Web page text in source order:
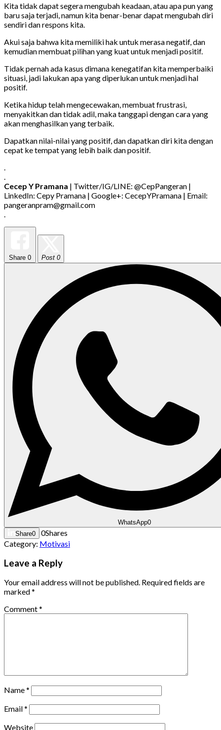
Kita tidak dapat segera mengubah keadaan, atau apa pun yang
baru saja terjadi, namun kita benar-benar dapat mengubah diri
sendiri dan respons kita.
Akui saja bahwa kita memiliki hak untuk merasa negatif, dan
kemudian membuat pilihan yang kuat untuk menjadi positif.
Tidak pernah ada kasus dimana kenegatifan kita memperbaiki
situasi, jadi lakukan apa yang diperlukan untuk menjadi hal
positif.
Ketika hidup telah mengecewakan, membuat frustrasi,
menyakitkan dan tidak adil, maka tanggapi dengan cara yang
akan menghasilkan yang terbaik.
Dapatkan nilai-nilai yang positif, dan dapatkan diri kita dengan
cepat ke tempat yang lebih baik dan positif.
.
.
Cecep Y Pramana | Twitter/IG/LINE: @CepPangeran |
LinkedIn: Cepy Pramana | Google+: CecepYPramana | Email:
pangeranpram@gmail.com
.
Share 0 Post 0
WhatsApp0
Share0 0Shares
Category: Motivasi
Leave a Reply
Your email address will not be published. Required fields are
marked*
Comment*
Name*
Email*
Website